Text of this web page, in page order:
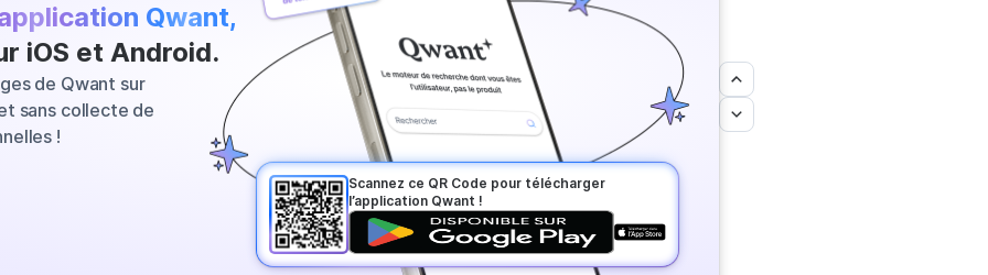
Qwant,
iOS et Android.
de Qwant sur
sans collecte de
!
Scannez ce QR Code pour télécharger
l’application Qwant !
bonnes informations parmi les
pertinentes. Vous obtenez
!